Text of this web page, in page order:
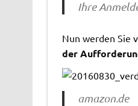
Ihre
Nun werden Sie
der
amazon.de